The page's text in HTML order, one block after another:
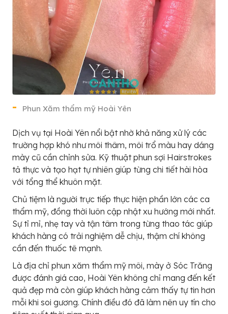
Phun Xăm thẩm mỹ Hoài Yên
Dịch vụ tại Hoài Yên nổi bật nhờ khả năng xử lý các
trường hợp khó như môi thâm, môi trổ màu hay dáng
mày cũ cần chỉnh sửa. Kỹ thuật phun sợi Hairstrokes
tả thực và tạo hạt tự nhiên giúp từng chi tiết hài hòa
với tổng thể khuôn mặt.
Chủ tiệm là người trực tiếp thực hiện phần lớn các ca
thẩm mỹ, đồng thời luôn cập nhật xu hướng mới nhất.
Sự tỉ mỉ, nhẹ tay và tận tâm trong từng thao tác giúp
khách hàng có trải nghiệm dễ chịu, thậm chí không
cần đến thuốc tê mạnh.
Là địa chỉ phun xăm thẩm mỹ môi, mày ở Sóc Trăng
được đánh giá cao, Hoài Yên không chỉ mang đến kết
quả đẹp mà còn giúp khách hàng cảm thấy tự tin hơn
mỗi khi soi gương. Chính điều đó đã làm nên uy tín cho